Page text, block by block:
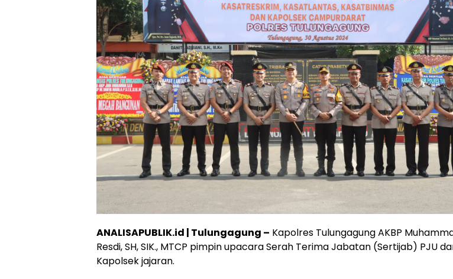
ANALISAPUBLIK.id | Tulungagung – Kapolres Tulungagung AKBP
Resdi, SH, SIK., MTCP pimpin upacara Serah Terima Jabatan (Sertijab) PJU
Kapolsek jajaran.